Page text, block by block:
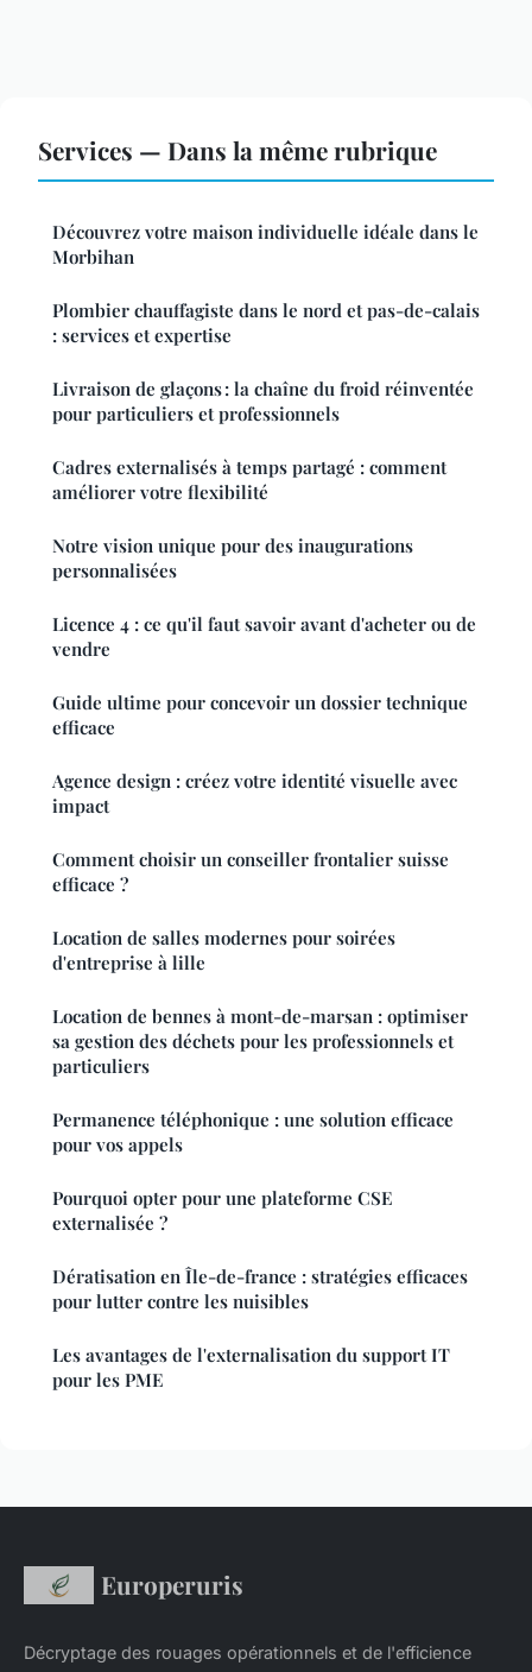
Services — Dans la même rubrique
Découvrez votre maison individuelle idéale dans le
Morbihan
Plombier chauffagiste dans le nord et pas-de-calais
: services et expertise
Livraison de glaçons : la chaîne du froid réinventée
pour particuliers et professionnels
Cadres externalisés à temps partagé : comment
améliorer votre flexibilité
Notre vision unique pour des inaugurations
personnalisées
Licence 4 : ce qu'il faut savoir avant d'acheter ou de
vendre
Guide ultime pour concevoir un dossier technique
efficace
Agence design : créez votre identité visuelle avec
impact
Comment choisir un conseiller frontalier suisse
efficace ?
Location de salles modernes pour soirées
d'entreprise à lille
Location de bennes à mont-de-marsan : optimiser
sa gestion des déchets pour les professionnels et
particuliers
Permanence téléphonique : une solution efficace
pour vos appels
Pourquoi opter pour une plateforme CSE
externalisée ?
Dératisation en Île-de-france : stratégies efficaces
pour lutter contre les nuisibles
Les avantages de l'externalisation du support IT
pour les PME
Europeruris
Décryptage des rouages opérationnels et de l'efficience